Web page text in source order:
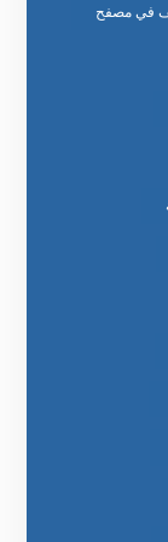
في مصفح